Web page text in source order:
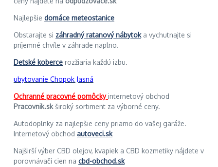
Najlepšie domáce meteostanice
Obstarajte si záhradný ratanový nábytoka vychutnajte si
príjemné chvíle v záhrade naplno.
Detské koberce rozžiaria každú izbu.
ubytovanie Chopok Jasná
Ochranné pracovné pomôckyinternetový obchod
Pracovnik.skširoký sortiment za výborné ceny.
Autodoplnky za najlepšie ceny priamo do vašej garáže.
Internetový obchod autoveci.sk
Najširší výber CBD olejov, kvapiek a CBD kozmetiky nájdete v
porovnávači cien na cbd-obchod.sk